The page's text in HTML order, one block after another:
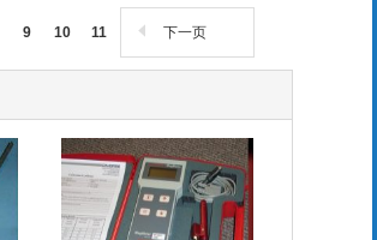
9 10 11 下一页